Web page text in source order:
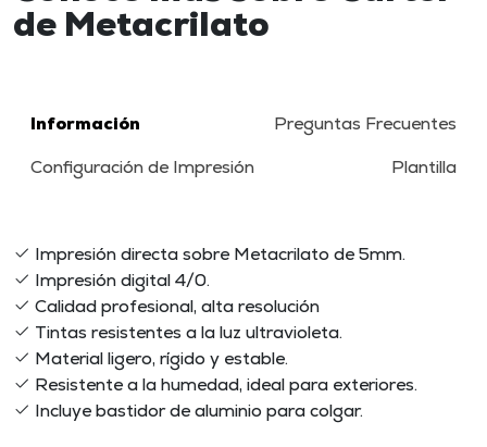
de Metacrilato
Información
Preguntas Frecuentes
Configuración de Impresión
Plantilla
Impresión directa sobre Metacrilato de 5mm.
Impresión digital 4/0.
Calidad profesional, alta resolución
Tintas resistentes a la luz ultravioleta.
Material ligero, rígido y estable.
Resistente a la humedad, ideal para exteriores.
Incluye bastidor de aluminio para colgar.